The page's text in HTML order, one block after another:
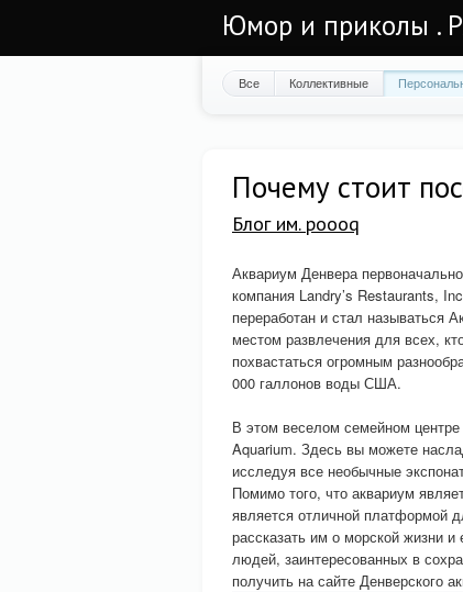
Юмор и приколы .
Все Коллективные
Почему стоит
Блог им. poooq
Аквариум Денвера
компания Landry’s Restaurants,
переработан и стал называться
местом развлечения для всех,
похвастаться огромным
000 галлонов воды США.
В этом веселом семейном центре
Aquarium. Здесь вы можете
исследуя все необычные
Помимо того, что аквариум
является отличной платформой
рассказать им о морской жизни
людей, заинтересованных в
получить на сайте Денверского